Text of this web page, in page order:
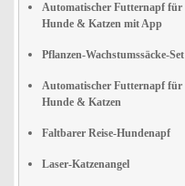
Automatischer Futternapf für
Hunde & Katzen mit App
Pflanzen-Wachstumssäcke-Set
Automatischer Futternapf für
Hunde & Katzen
Faltbarer Reise-Hundenapf
Laser-Katzenangel